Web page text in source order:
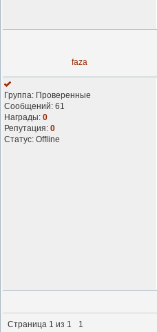
faza
Группа: Проверенные
Сообщений: 61
Награды: 0
Репутация: 0
Статус: Offline
Страница 1 из 1 1